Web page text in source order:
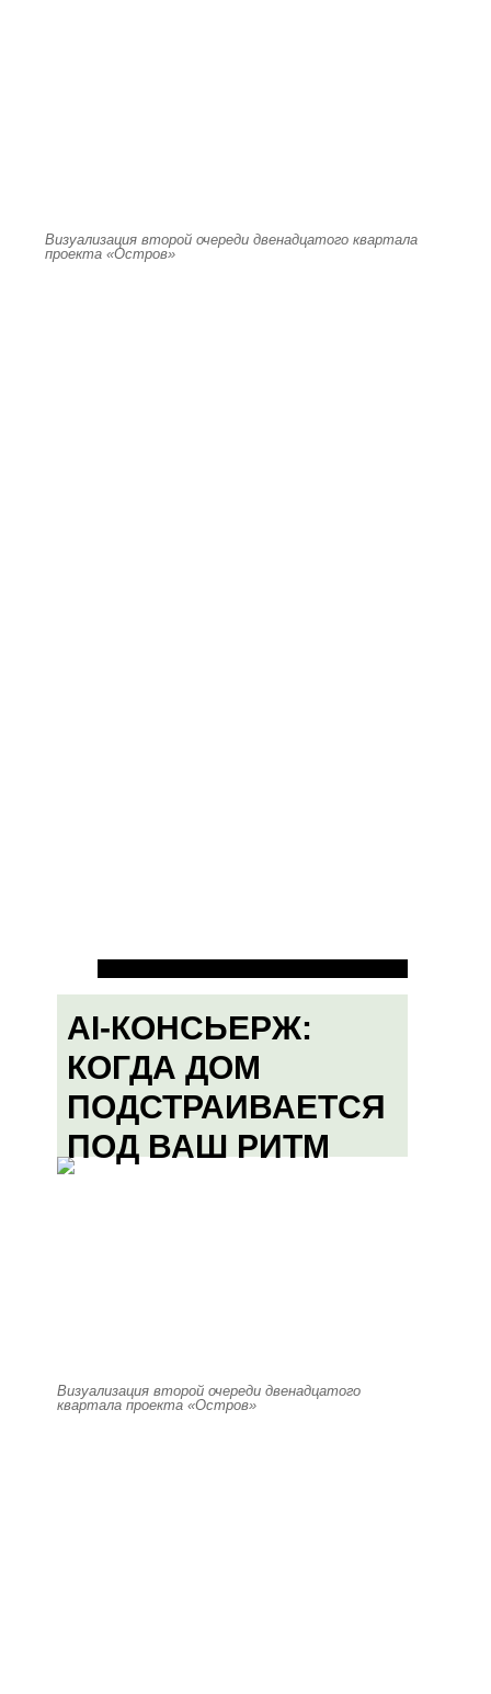
Визуализация второй очереди двенадцатого квартала
проекта «Остров»
AI-КОНСЬЕРЖ:
КОГДА ДОМ
ПОДСТРАИВАЕТСЯ
ПОД ВАШ РИТМ
Визуализация второй очереди двенадцатого
квартала проекта «Остров»